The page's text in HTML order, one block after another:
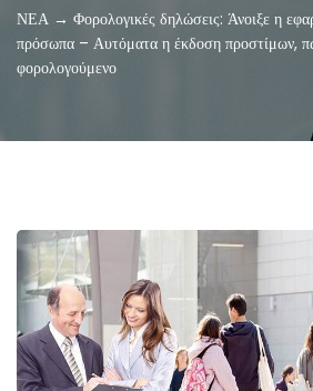
ΝΕΑ → Φορολογικές δηλώσεις: Άνοιξε η
πρόσωπα – Αυτόματα η έκδοση προστίμων,
φορολογούμενο